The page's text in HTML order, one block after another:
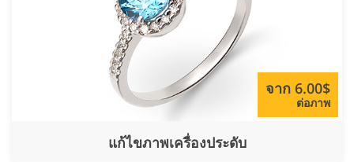
จาก 6.00$
ต่อภาพ
แก้ไขภาพเครื่องประดับ